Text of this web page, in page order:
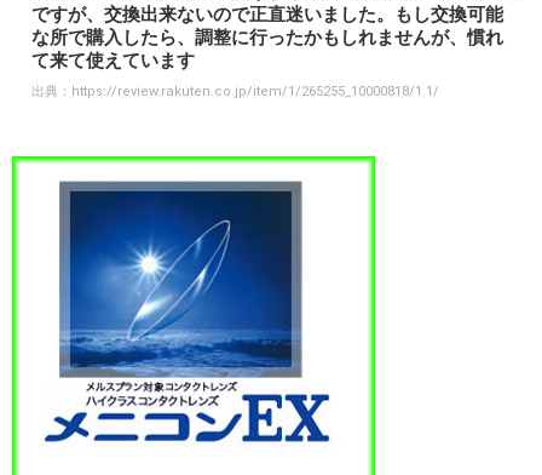
ですが、交換出来ないので正直迷いました。もし交換可能
な所で購入したら、調整に行ったかもしれませんが、慣れ
て来て使えています
出典： https://review.rakuten.co.jp/item/1/265255_10000818/1.1/